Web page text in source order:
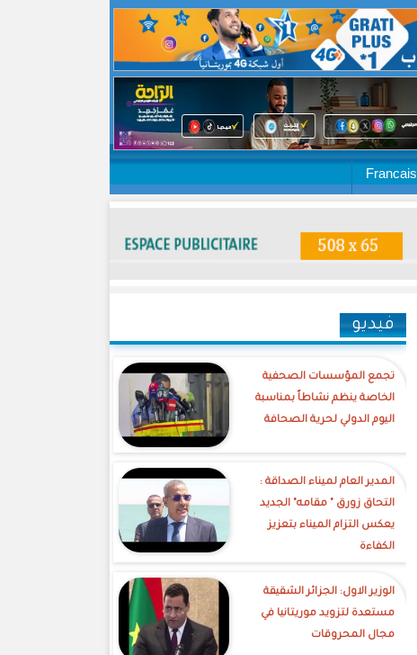
Francais
فيديو
تجمع المؤسسات الصحفية
الخاصة ينظم نشاطاً بمناسبة
اليوم الدولي لحرية الصحافة
‎المدير العام لميناء الصداقة :
التحاق زورق " مقامه" الجديد
يعكس التزام الميناء بتعزيز
الكفاءة
الوزير الاول: الجزائر الشقيقة
مستعدة لتزويد موريتانيا في
مجال المحروقات